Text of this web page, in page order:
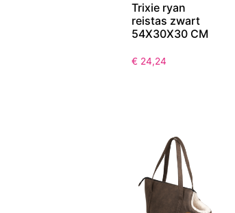
Trixie ryan
reistas zwart
54X30X30 CM
€ 24,24